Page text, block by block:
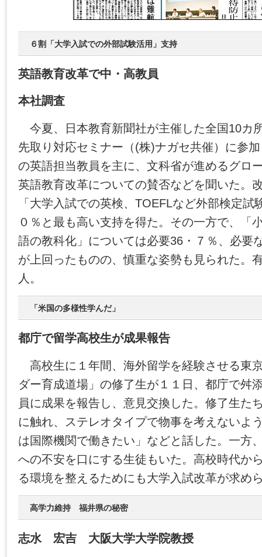
６割「大学入試での外部試験活用」支持
英語教育改革で中・高教員
本社調査
今夏、日本教育新聞社が主催した全国10カ
先取り対応セミナー（(株)ナガセ共催）に参
の英語担当教員を主に、文科省が進めるグロ
英語教育改革についての賛否などを聞いた。
「大学入試での英検、TOEFLなど外部検定試
０％と最も高い支持を得た。その一方で、「
語の教科化」については必要36・７％、必要
が上回ったものの、慎重な姿勢も見られた。
人。
「米国の多様性学んだ」
都庁で留学高校生が成果報告
高校生に１年間、海外留学を経験させる東
ダー育成道場」の修了生が１１日、都庁で舛
員に成果を報告し、意見交換した。修了生た
に触れ、ステレオタイプで物事を考えないよ
は国際機関で働きたい」などと話した。一方
への不安を口にする生徒もいた。高校時代か
る環境を整えるためにも大学入試改革が求め
高学力維持 福井県の秘密
志水 宏吉 大阪大学大学院教授